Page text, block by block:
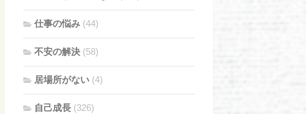
仕事の悩み (44)
不安の解決 (58)
居場所がない (4)
自己成長 (326)